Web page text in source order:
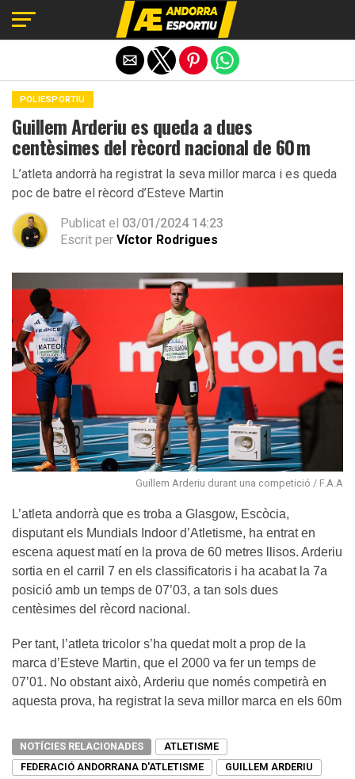
POLIESPORTIU
Guillem Arderiu es queda a dues
centèsimes del rècord nacional de 60 m
L’atleta andorrà ha registrat la seva millor marca i es queda
poc de batre el rècord d’Esteve Martin
Publicat el 03/01/2024 14:23
Escrit per Víctor Rodrigues
Guillem Arderiu durant una competició / F.A.A
L’atleta andorrà que es troba a Glasgow, Escòcia,
disputant els Mundials Indoor d’Atletisme, ha entrat en
escena aquest matí en la prova de 60 metres llisos. Arderiu
sortia en el carril 7 en els classificatoris i ha acabat la 7a
posició amb un temps de 07’03, a tan sols dues
centèsimes del rècord nacional.
Per tant, l’atleta tricolor s’ha quedat molt a prop de la
marca d’Esteve Martin, que el 2000 va fer un temps de
07’01. No obstant això, Arderiu que només competirà en
aquesta prova, ha registrat la seva millor marca en els 60m
NOTÍCIES RELACIONADES
ATLETISME
FEDERACIÓ ANDORRANA D'ATLETISME
GUILLEM ARDERIU
Exit mobile version